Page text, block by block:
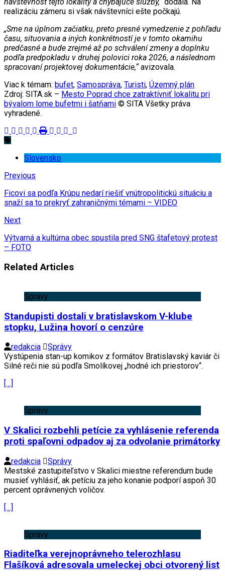
návštevnosť tejto lokality a chýbajúce služby,“ dodala. Na
realizáciu zámeru si však návštevníci ešte počkajú.
„Sme na úplnom začiatku, preto presné vymedzenie z pohľadu
času, situovania a iných konkrétností je v tomto okamihu
predčasné a bude zrejmé až po schválení zmeny a doplnku
podľa predpokladu v druhej polovici roka 2026, a následnom
spracovaní projektovej dokumentácie,“ avizovala.
Viac k témam: bufet, Samospráva, Turisti, Územný plán
Zdroj: SITA.sk – Mesto Poprad chce zatraktívniť lokalitu pri
bývalom lome bufetmi i šatňami © SITA Všetky práva
vyhradené.
Slovensko
Previous
Ficovi sa podľa Krúpu nedarí riešiť vnútropolitickú situáciu a
snaží sa to prekryť zahraničnými témami – VIDEO
Next
Výtvarná a kultúrna obec spustila pred SNG štafetový protest
– FOTO
Related Articles
Správy
Standupisti dostali v bratislavskom V-klube
stopku, Lužina hovorí o cenzúre
redakcia
Správy
Vystúpenia stan-up komikov z formátov Bratislavský kaviár či
Silné reči nie sú podľa Smolíkovej „hodné ich priestorov“.
[…]
Správy
V Skalici rozbehli petície za vyhlásenie referenda
proti spaľovni odpadov aj za odvolanie primátorky
redakcia
Správy
Mestské zastupiteľstvo v Skalici miestne referendum bude
musieť vyhlásiť, ak petíciu za jeho konanie podporí aspoň 30
percent oprávnených voličov.
[…]
Správy
Riaditeľka verejnoprávneho telerozhlasu
Flašíková adresovala umeleckej obci otvorený list